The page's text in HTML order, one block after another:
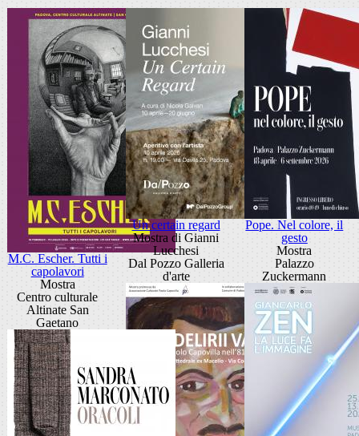
M.C. Escher. Tutti i
capolavori
Mostra
Centro culturale
Altinate San
Gaetano
Un certain regard
Mostra di Gianni
Lucchesi
Dal Pozzo Galleria
d'arte
Pope. Nel colore, il
gesto
Mostra
Palazzo
Zuckermann